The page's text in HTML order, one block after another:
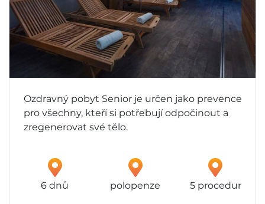
Ozdravný pobyt Senior je určen jako prevence
pro všechny, kteří si potřebují odpočinout a
zregenerovat své tělo.
6 dnů polopenze 5 procedur